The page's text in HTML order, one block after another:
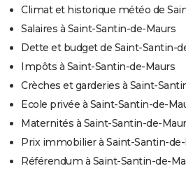
Climat et historique météo de
Salaires à Saint-Santin-de-Maurs
Dette et budget de Saint-Santin-
Impôts à Saint-Santin-de-Maurs
Crèches et garderies à Saint-
Ecole privée à Saint-Santin-de-
Maternités à Saint-Santin-de-
Prix immobilier à Saint-Santin-
Référendum à Saint-Santin-de-